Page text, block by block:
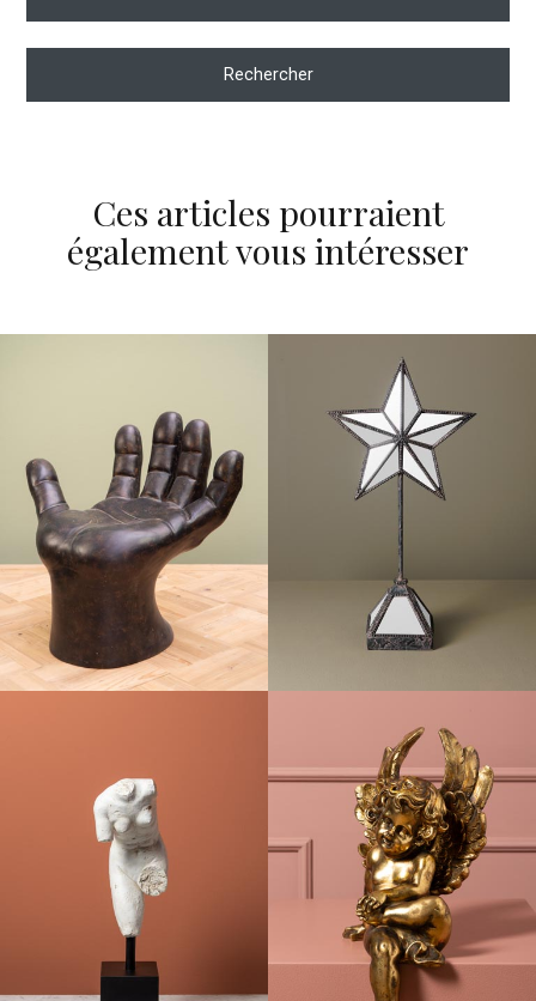
Rechercher
Ces articles pourraient
également vous intéresser